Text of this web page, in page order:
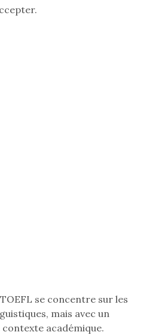
se concentre sur les
mais avec un
académique.